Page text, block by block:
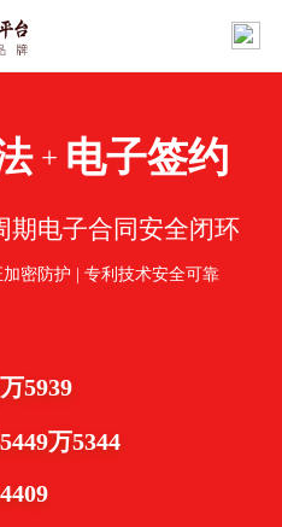
+ 电子签约
期电子合同安全闭环
密防护 | 专利技术安全可靠
万5939
5449万5344